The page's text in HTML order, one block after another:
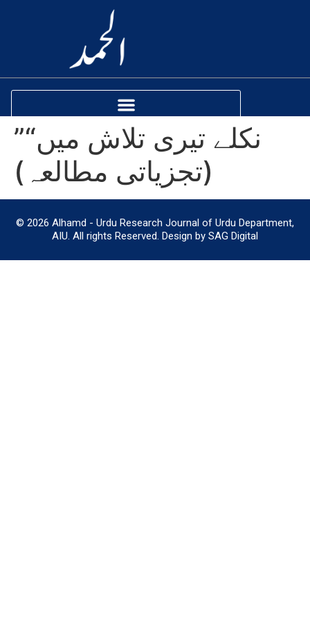
”نکلے تیری تلاش میں“
(تجزیاتی مطالعہ)
© 2026 Alhamd - Urdu Research Journal of Urdu Department,
AIU. All rights Reserved. Design by SAG Digital